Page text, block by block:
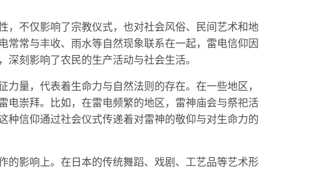
，不仅影响了宗教仪式，也对社会风俗、民间艺术和地
常常与丰收、雨水等自然现象联系在一起，雷电信仰因
刻影响了农民的生产活动与社会生活。
量，代表着生命力与自然法则的存在。在一些地区，
电崇拜。比如，在雷电频繁的地区，雷神庙会与祭祀活
种信仰通过社会仪式传递着对雷神的敬仰与对生命力的
的影响上。在日本的传统舞蹈、戏剧、工艺品等艺术形